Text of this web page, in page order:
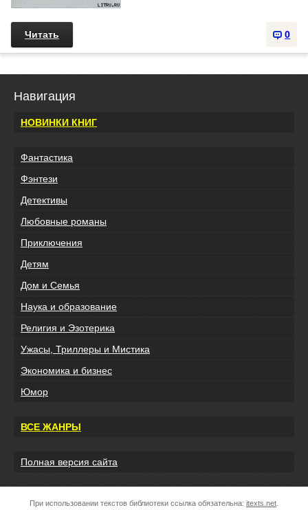
0
Читать
Навигация
НОВИНКИ КНИГ
Фантастика
Фэнтези
Детективы
Любовные романы
Приключения
Детям
Дом и Семья
Наука и образование
Религия и Эзотерика
Ужасы, Триллеры и Мистика
Экономика и бизнес
Юмор
ВСЕ ЖАНРЫ
Полная версия сайта
При использовании текстов библиотеки ссылка обязательна: itexts.net